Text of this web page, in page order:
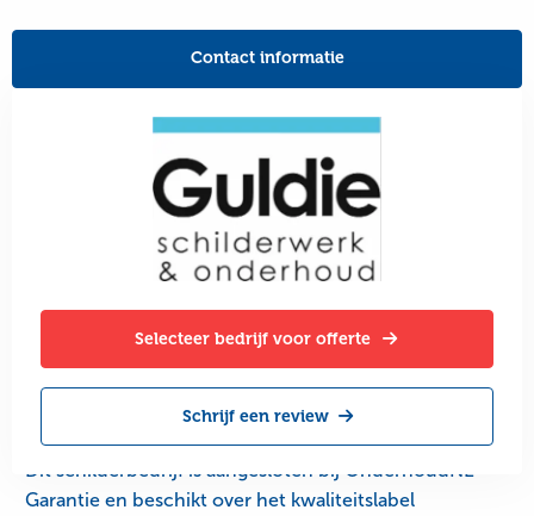
Contact informatie
Selecteer bedrijf voor offerte
Schrijf een review
Dit schilderbedrijf is aangesloten bij OnderhoudNL
Garantie en beschikt over het kwaliteitslabel